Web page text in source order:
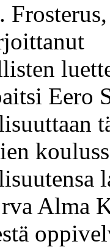
Frosterus
Eero
Alma